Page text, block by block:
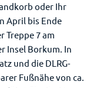
oder Ihr
April bis Ende
Treppe 7 am
Insel Borkum. In
und die DLRG-
Fußnähe von ca.